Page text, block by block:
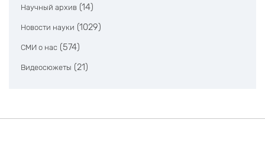
Научный архив (14)
Новости науки (1029)
СМИ о нас (574)
Видеосюжеты (21)